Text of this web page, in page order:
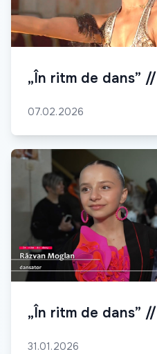
„În ritm de dans”
07.02.2026
„În ritm de dans”
31.01.2026